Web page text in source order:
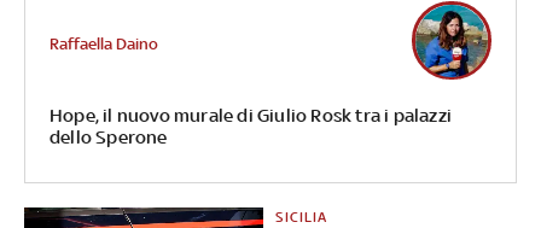
Hope, il nuovo murale di Giulio Rosk tra i palazzi
dello Sperone
Raffaella Daino
SICILIA